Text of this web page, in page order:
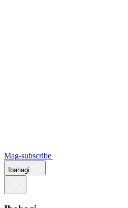
Mag-subscribe
Ibahagi